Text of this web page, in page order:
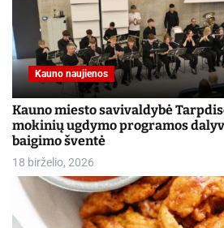
Kauno naujienos
Kauno miesto savivaldybė
mokinių ugdymo programos
baigimo šventė
18 birželio, 2026